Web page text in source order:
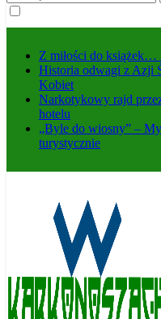
Z miłości do książek…
Historia odwagi z Azji
Kobiet
Narkotykowy rajd
hotelu
„Byle do wiosny” –
turystycznie